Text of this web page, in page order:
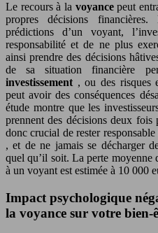
Le recours à la voyancepeut
propres décisions
prédictions d’un voyant,
responsabilité et de ne plus
ainsi prendre des décisions
de sa situation financière
investissement , ou des risques
peut avoir des conséquences
étude montre que les
prennent des décisions deux fois
donc crucial de rester
, et de ne jamais se décharger
quel qu’il soit. La perte moyenne
à un voyant est estimée à 10 000
Impact psychologique
la voyance sur votre bien-